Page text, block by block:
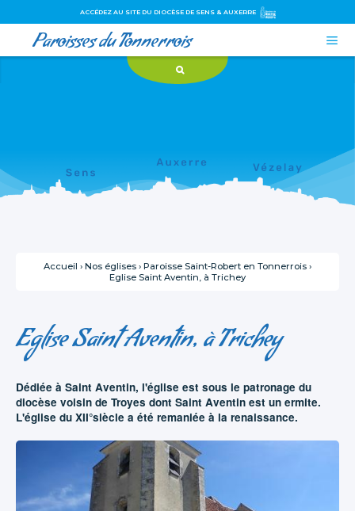
contenu.
ACCÉDEZ AU SITE DU DIOCÈSE DE SENS & AUXERRE
Paroisses du Tonnerrois 
Accueil › Nos églises › Paroisse Saint-Robert en Tonnerrois ›
Eglise Saint Aventin, à Trichey
Eglise Saint Aventin, à Trichey
Dédiée à Saint Aventin, l'église est sous le patronage du
diocèse voisin de Troyes dont Saint Aventin est un ermite.
L'église du XII°siècle a été remaniée à la renaissance.